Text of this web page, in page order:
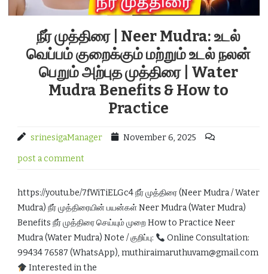
நீர் முத்திரை | Neer Mudra: உடல்
வெப்பம் குறைக்கும் மற்றும் உடல் நலன்
பெறும் அற்புத முத்திரை | Water
Mudra Benefits & How to
Practice
srinesigaManager November 6, 2025
post a comment
https://youtu.be/7fWiTiELGc4 நீர் முத்திரை (Neer Mudra / Water
Mudra) நீர் முத்திரையின் பயன்கள் Neer Mudra (Water Mudra)
Benefits நீர் முத்திரை செய்யும் முறை How to Practice Neer
Mudra (Water Mudra) Note / குறிப்பு:
Online Consultation:
99434 76587 (WhatsApp), muthiraimaruthuvam@gmail.com
Interested in the